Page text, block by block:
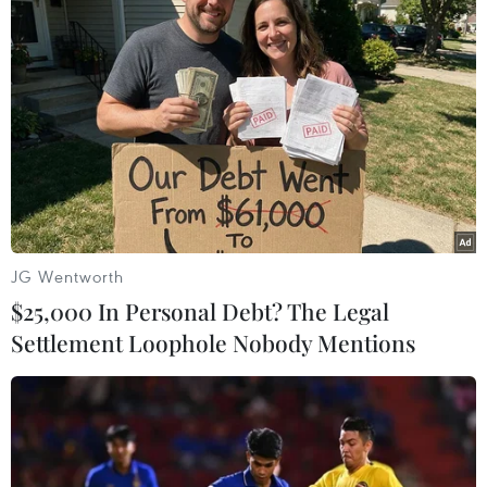
#Samsung Galaxy SII
#Mua hàng trên mạng
#chuốt mi Bys TP. Hà Nội
JG Wentworth
$25,000 In Personal Debt? The Legal
Settlement Loophole Nobody Mentions